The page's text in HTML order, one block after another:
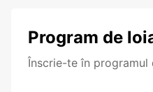
Program de
Înscrie-te în programul